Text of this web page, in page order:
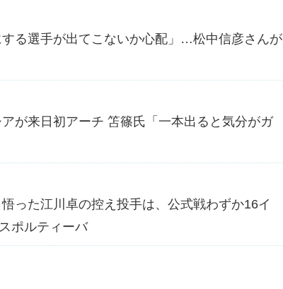
る選手が出てこないか心配」…松中信彦さんが
が来日初アーチ 笘篠氏「一本出ると気分がガ
った江川卓の控え投手は、公式戦わずか16イ
ポルティーバ